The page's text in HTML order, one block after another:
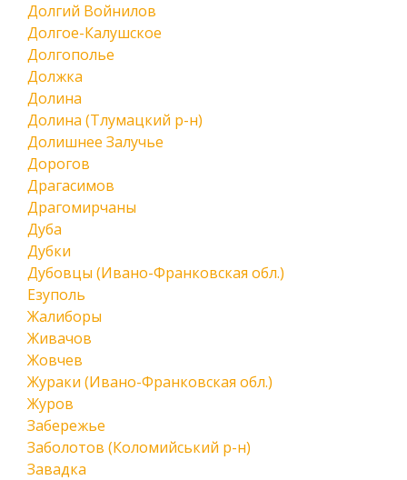
Долгий Войнилов
Долгое-Калушское
Долгополье
Должка
Долина
Долина (Тлумацкий р-н)
Долишнее Залучье
Дорогов
Драгасимов
Драгомирчаны
Дуба
Дубки
Дубовцы (Ивано-Франковская обл.)
Езуполь
Жалиборы
Живачов
Жовчев
Жураки (Ивано-Франковская обл.)
Журов
Забережье
Заболотов (Коломийський р-н)
Завадка